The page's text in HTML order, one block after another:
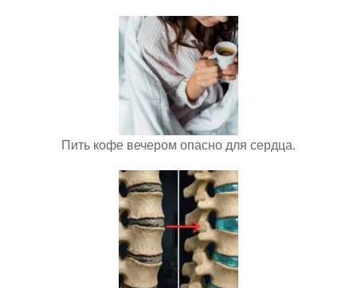
Пить кофе вечером опасно для сердца.